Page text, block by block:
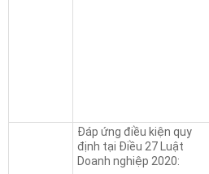
Đáp ứng điều kiện quy
định tại Điều 27 Luật
Doanh nghiệp 2020: